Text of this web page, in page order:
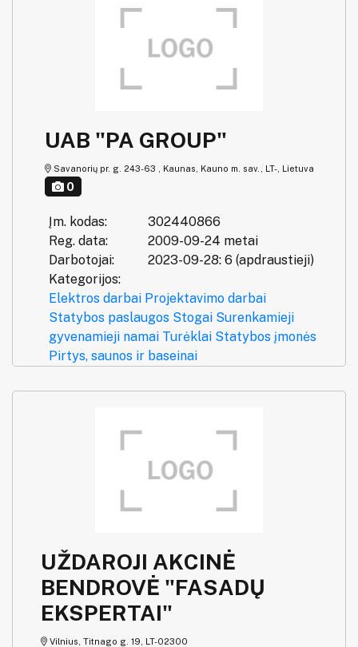
UAB "PA GROUP"
Savanorių pr. g. 243-63 , Kaunas, Kauno m. sav., LT-, Lietuva
0
Įm. kodas:
302440866
Reg. data:
2009-09-24 metai
Darbotojai:
2023-09-28: 6 (apdraustieji)
Kategorijos:
Elektros darbai Projektavimo darbai
Statybos paslaugos Stogai Surenkamieji
gyvenamieji namai Turėklai Statybos įmonės
Pirtys, saunos ir baseinai
UŽDAROJI AKCINĖ
BENDROVĖ "FASADŲ
EKSPERTAI"
Vilnius, Titnago g. 19, LT-02300